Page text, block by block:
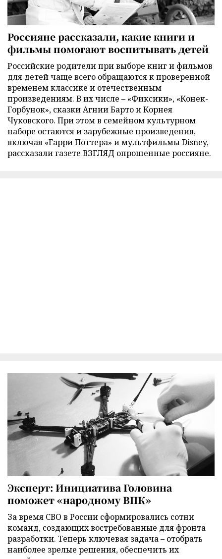
Россияне рассказали, какие книги и
фильмы помогают воспитывать детей
Российские родители при выборе книг и фильмов
для детей чаще всего обращаются к проверенной
временем классике и отечественным
произведениям. В их числе – «Фиксики», «Конек-
Горбунок», сказки Агнии Барто и Корнея
Чуковского. При этом в семейном культурном
наборе остаются и зарубежные произведения,
включая «Гарри Поттера» и мультфильмы Disney,
рассказали газете ВЗГЛЯД опрошенные россияне.
Эксперт: Инициатива Головина
поможет «народному ВПК»
За время СВО в России сформировались сотни
команд, создающих востребованные для фронта
разработки. Теперь ключевая задача – отобрать
наиболее зрелые решения, обеспечить их